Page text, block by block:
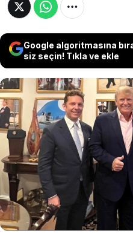
Google algoritmasına
siz seçin! Tıkla ve ekle
Tarkan'ın
İngilizce
şöhrete
yakın